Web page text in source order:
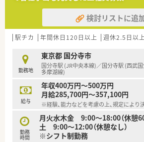
■今回は、新宿駅前に新規開局する調剤
ッフ（正社員）を募集しています。
■調剤業務の経験があり、電子薬歴の操
どなたでもご応募いただけます。
業務に挑戦したい方も歓迎します。
【想定されるキャリアイメージ】
■勤務薬剤師として経験を積んだ後、管
アアップを目指すことが可能です。
■現場での経験を活かし、将来的には本
ージャーなどへのキャリア相談もできま
■転居を伴う異動はありませんので、新
長期的なキャリアを築けます。
検討リストに追
駅チカ 年間休日120日以上 週休2.5日以
勤務地
東京都 国分寺市
国分寺駅 (JR中央本線)／国分寺駅 (西武
多摩湖線)
給与
年収400万円～500万円
月給285,700円～357,100円
※経験、能力などを考慮の上、規定により
勤務
時間
月火水木金 9:00～18:00（休憩60
土 9:00～12:00（休憩なし）
※シフト制勤務